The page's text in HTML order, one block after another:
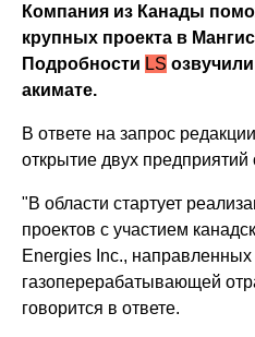
Компания из Канады
крупных проекта в
Подробности LS
акимате.
В ответе на запрос
открытие двух предприятий
"В области стартует
проектов с участием
Energies Inc., направленных
газоперерабатывающей
говорится в ответе.